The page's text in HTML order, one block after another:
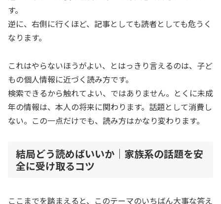
す。
逆に、右側に行くほど、記事としても読者としても危うく
なります。
これはやらないほうがよい、とはっきり言えるのは、子ど
もの個人情報に近づく読み方です。
検索できるから触れてよい、ではありません。とくに未成
年の情報は、本人の将来に関わります。話題として消費し
ない。この一点だけでも、読み方はかなり変わります。
結局どう読めばいいか｜家族系の話題を安
全に受け取るコツ
ここまでを踏まえると、このテーマのいちばん大事な答え